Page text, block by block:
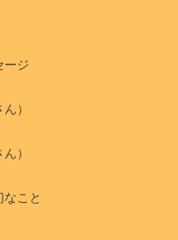
ージ
）
）
こと